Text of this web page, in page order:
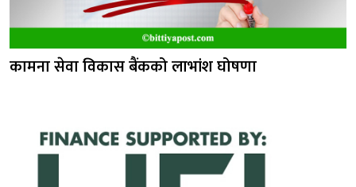
कामना सेवा विकास बैंकको लाभांश घोषणा